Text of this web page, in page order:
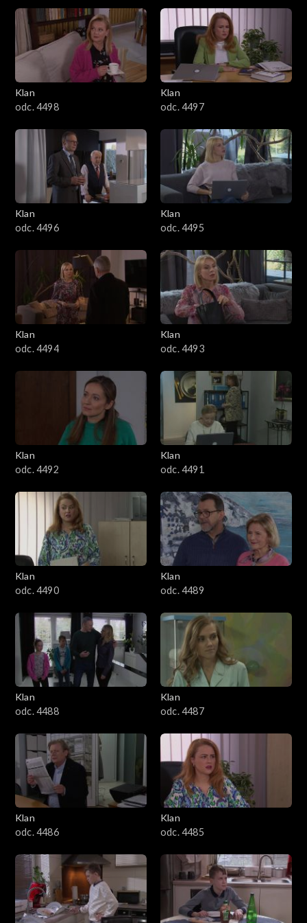
dziećmi wybierają się na weekend w Bieszczady.
Niespodziewanie przyjeżdża Ramona. Twierdzi, że musi sobie
zrobić detoks od Sławka.
4301–4400
4201–4300
4101–4200
3901–4000
3801–3900
3701–3800
3601–3700
3501–3600
3401–3500
3101–3200
3001–3100
2901–3000
2801–2900
2701–2800
2501–2600
2401–2500
2301–2400
2201–2300
2101–2200
2001–2100
1901–2000
1801–1900
1701–1800
Klan
odc. 4498
Klan
odc. 4497
Klan
odc. 4496
Klan
odc. 4495
Klan
odc. 4494
Klan
odc. 4493
Klan
odc. 4492
Klan
odc. 4491
Klan
odc. 4490
Klan
odc. 4489
Klan
odc. 4488
Klan
odc. 4487
Klan
odc. 4486
Klan
odc. 4485